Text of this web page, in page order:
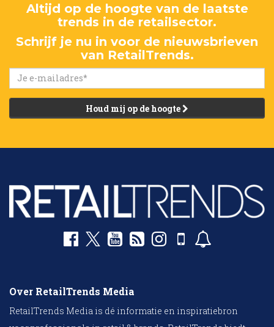
Altijd op de hoogte van de laatste
trends in de retailsector.
Schrijf je nu in voor de nieuwsbrieven
van RetailTrends.
Houd mij op de hoogte
Over RetailTrends Media
RetailTrends Media is dé informatie en inspiratiebron